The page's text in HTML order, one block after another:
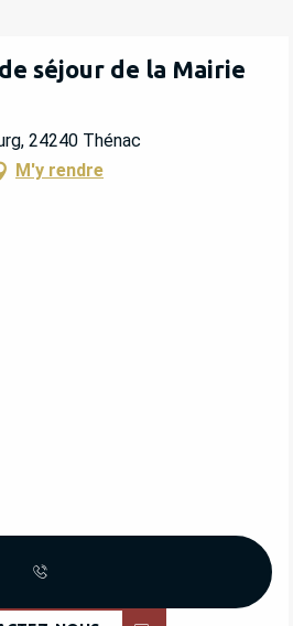
séjour de la Mairie
24240 Thénac
M'y rendre